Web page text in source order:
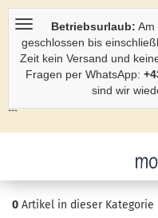
Betriebsurlaub: Am
geschlossen bis
Zeit kein Versand und
Fragen per WhatsApp:
sind wir
```
0 Artikel in dieser Kategorie